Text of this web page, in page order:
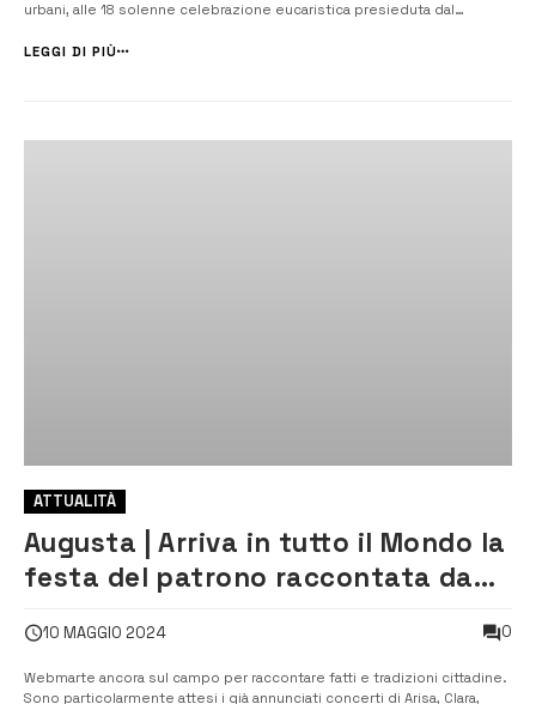
urbani, alle 18 solenne celebrazione eucaristica presieduta dal
Giuseppe Di Mare alla presenza di autorità civili e militari e del corpo
LEGGI DI PIÙ
ATTUALITÀ
Augusta | Arriva in tutto il Mondo la
festa del patrono raccontata da
conferenza stampa a Palazzo di
Città
10 MAGGIO 2024 0
Webmarte ancora sul campo per raccontare fatti e tradizioni cittadine.
Sono particolarmente attesi i già annunciati concerti di Arisa, Clara,